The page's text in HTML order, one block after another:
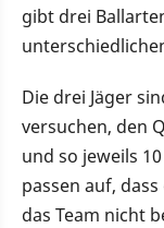
gibt drei
Die drei Jäger
versuchen, den
und so jeweils
passen auf,
das Team nicht